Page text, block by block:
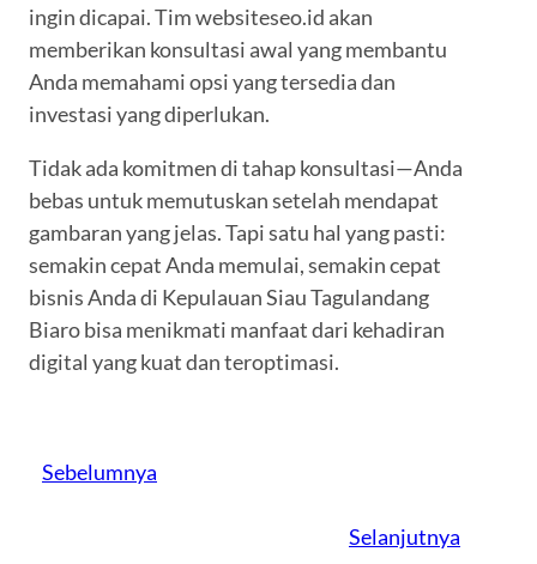
ingin dicapai. Tim websiteseo.id akan
memberikan konsultasi awal yang membantu
Anda memahami opsi yang tersedia dan
investasi yang diperlukan.
Tidak ada komitmen di tahap konsultasi—Anda
bebas untuk memutuskan setelah mendapat
gambaran yang jelas. Tapi satu hal yang pasti:
semakin cepat Anda memulai, semakin cepat
bisnis Anda di Kepulauan Siau Tagulandang
Biaro bisa menikmati manfaat dari kehadiran
digital yang kuat dan teroptimasi.
Sebelumnya
Selanjutnya